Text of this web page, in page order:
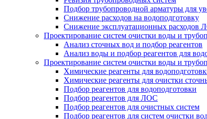
Подбор трубопроводной арматуры для
Снижение расходов на водоподготовку
Снижение эксплуатационных расходов
Проектирование систем очистки воды и
Анализ сточных вод и подбор реагентов
Анализ воды и подбор реагентов для
Проектирование систем очистки воды и
Химические реагенты для
Химические реагенты для очистки
Подбор реагентов для водоподготовки
Подбор реагентов для ЛОС
Подбор реагентов для очистных систем
Подбор реагентов для систем очистки